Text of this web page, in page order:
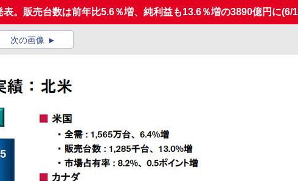
表。販売台数は前年比5.6％増、純利益も13.6％増の3890億円に(6/
次の画像